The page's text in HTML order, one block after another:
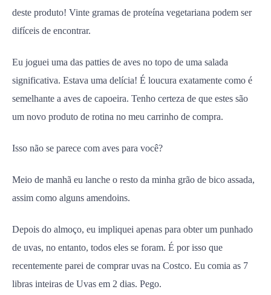
deste produto! Vinte gramas de proteína vegetariana podem ser
difíceis de encontrar.
Eu joguei uma das patties de aves no topo de uma salada
significativa. Estava uma delícia! É loucura exatamente como é
semelhante a aves de capoeira. Tenho certeza de que estes são
um novo produto de rotina no meu carrinho de compra.
Isso não se parece com aves para você?
Meio de manhã eu lanche o resto da minha grão de bico assada,
assim como alguns amendoins.
Depois do almoço, eu impliquei apenas para obter um punhado
de uvas, no entanto, todos eles se foram. É por isso que
recentemente parei de comprar uvas na Costco. Eu comia as 7
libras inteiras de Uvas em 2 dias. Pego.